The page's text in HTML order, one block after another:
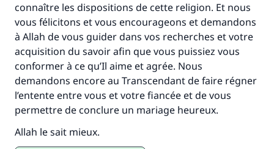
connaître les dispositions de cette religion. Et nous
vous félicitons et vous encourageons et demandons
à Allah de vous guider dans vos recherches et votre
acquisition du savoir afin que vous puissiez vous
conformer à ce qu’Il aime et agrée. Nous
demandons encore au Transcendant de faire régner
l’entente entre vous et votre fiancée et de vous
permettre de conclure un mariage heureux.
Allah le sait mieux.